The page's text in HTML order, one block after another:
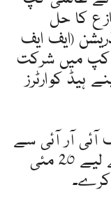
کا حل
(ایف ایف
کپ میں شرکت
کوارٹرز
آئی آر آئی سے
کہا کہ وہ ورلڈ کپ کی تیاری کے لیے 20 مئی
کرے۔